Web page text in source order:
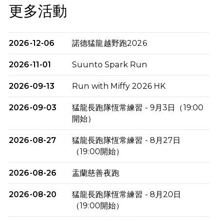
更多活動
2026-12-06 諾德猛龍越野跑2026
2026-11-01 Suunto Spark Run
2026-09-13 Run with Miffy 2026 HK
2026-09-03
猛龍長跑隊恆常練習 - 9月3日（19:00
開始）
2026-08-27
猛龍長跑隊恆常練習 - 8月27日
（19:00開始）
2026-08-26 盂蘭慈善夜跑
2026-08-20
猛龍長跑隊恆常練習 - 8月20日
（19:00開始）